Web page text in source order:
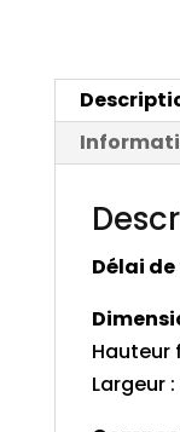
Délai
Hauteur
Largeur